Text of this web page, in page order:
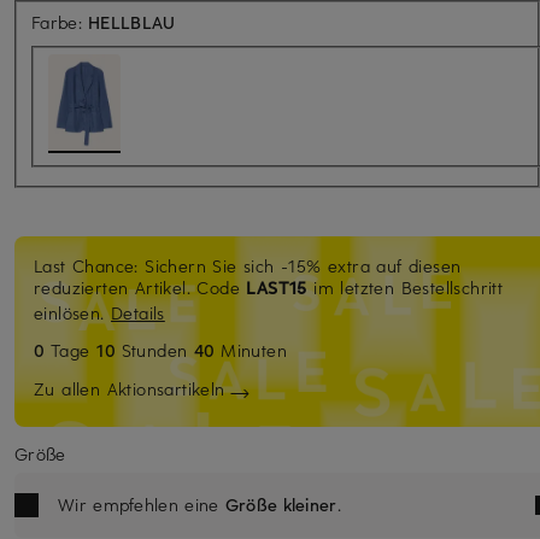
Farbe: HELLBLAU
Last Chance: Sichern Sie sich -15% extra auf diesen
reduzierten Artikel. Code LAST15im letzten Bestellschritt
einlösen.Details
0 Tage10 Stunden 40 Minuten
Zu allen Aktionsartikeln
Größe
Wir empfehlen eine Größe kleiner.